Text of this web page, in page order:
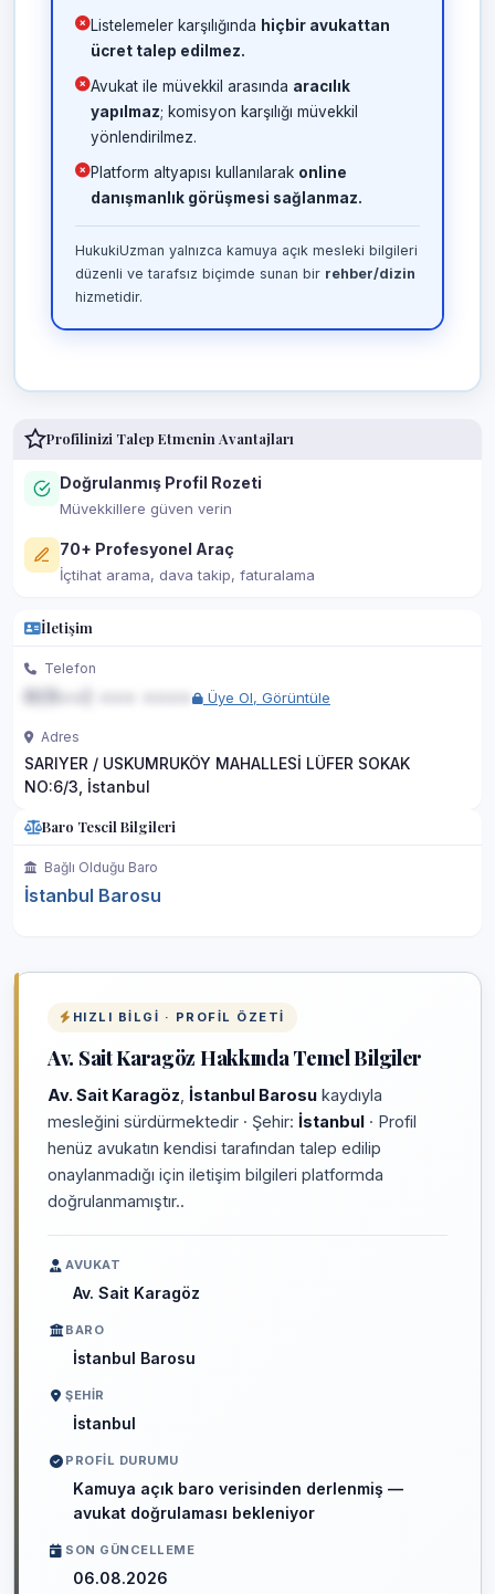
Listelemeler karşılığında hiçbir avukattan
ücret talep edilmez.
Avukat ile müvekkil arasında aracılık
yapılmaz; komisyon karşılığı müvekkil
yönlendirilmez.
Platform altyapısı kullanılarak online
danışmanlık görüşmesi sağlanmaz.
HukukiUzman yalnızca kamuya açık mesleki bilgileri
düzenli ve tarafsız biçimde sunan bir rehber/dizin
hizmetidir.
Profilinizi Talep Etmenin Avantajları
Doğrulanmış Profil Rozeti
Müvekkillere güven verin
70+ Profesyonel Araç
İçtihat arama, dava takip, faturalama
İletişim
Telefon
Üye Ol, Görüntüle
Adres
SARIYER / USKUMRUKÖY MAHALLESİ LÜFER SOKAK
NO:6/3, İstanbul
Baro Tescil Bilgileri
Bağlı Olduğu Baro
İstanbul Barosu
HIZLI BILGI · PROFIL ÖZETI
Av. Sait Karagöz Hakkında Temel Bilgiler
Av. Sait Karagöz İstanbul Barosu kaydıyla
mesleğini sürdürmektedir · Şehir: İstanbul · Profil
henüz avukatın kendisi tarafından talep edilip
onaylanmadığı için iletişim bilgileri platformda
doğrulanmamıştır..
AVUKAT
Av. Sait Karagöz
BARO
İstanbul Barosu
ŞEHIR
İstanbul
PROFIL DURUMU
Kamuya açık baro verisinden derlenmiş —
avukat doğrulaması bekleniyor
SON GÜNCELLEME
06.08.2026